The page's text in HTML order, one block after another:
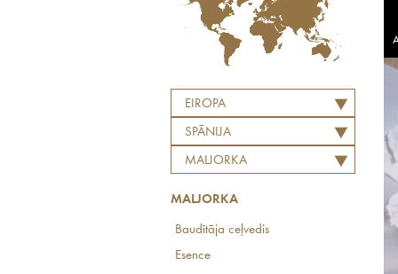
EIROPA
SPĀNIJA
MALJORKA
MALJORKA
Baudītāja ceļvedis
Esence